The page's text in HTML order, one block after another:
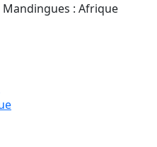
Mandingues : Afrique